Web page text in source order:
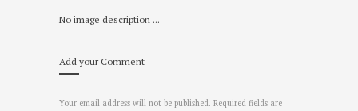
No image description ...
Add your Comment
Your email address will not be published. Required fields are